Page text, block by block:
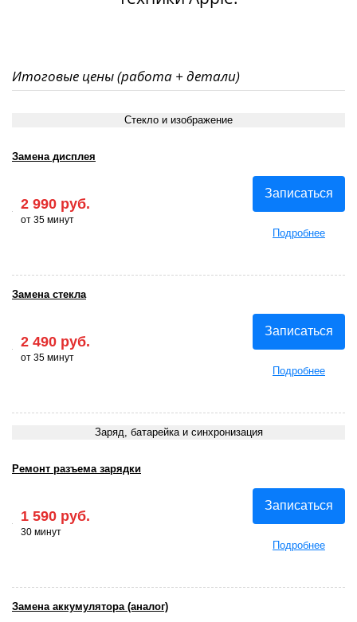
Итоговые цены (работа + детали)
Стекло и изображение
2 990 руб.
от 35 минут
Записаться
Подробнее
Замена дисплея
2 490 руб.
от 35 минут
Записаться
Подробнее
Замена стекла
Заряд, батарейка и синхронизация
1 590 руб.
30 минут
Записаться
Подробнее
Ремонт разъема зарядки
Замена аккумулятора (аналог)